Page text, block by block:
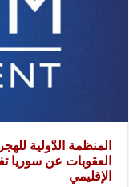
المنظمة الدّولية
العقوبات عن سوريا
الإقليمي